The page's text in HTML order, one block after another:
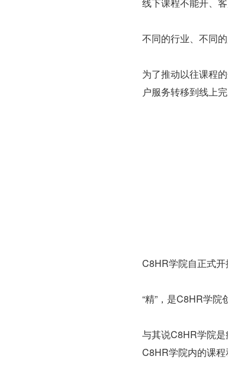
不同的行业、不同
为了推动以往课程
户服务转移到线上
C8HR学院自正式开
“精”，是C8HR学
与其说C8HR学院
C8HR学院内的课程